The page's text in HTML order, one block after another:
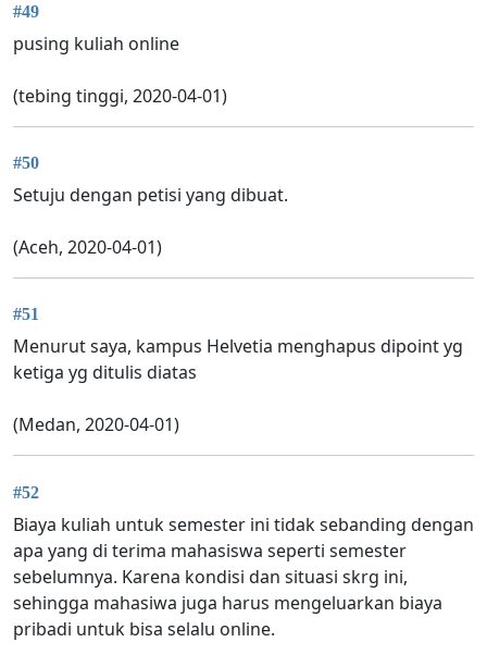
#49
pusing kuliah online
(tebing tinggi, 2020-04-01)
#50
Setuju dengan petisi yang dibuat.
(Aceh, 2020-04-01)
#51
Menurut saya, kampus Helvetia menghapus dipoint yg
ketiga yg ditulis diatas
(Medan, 2020-04-01)
#52
Biaya kuliah untuk semester ini tidak sebanding dengan
apa yang di terima mahasiswa seperti semester
sebelumnya. Karena kondisi dan situasi skrg ini,
sehingga mahasiwa juga harus mengeluarkan biaya
pribadi untuk bisa selalu online.